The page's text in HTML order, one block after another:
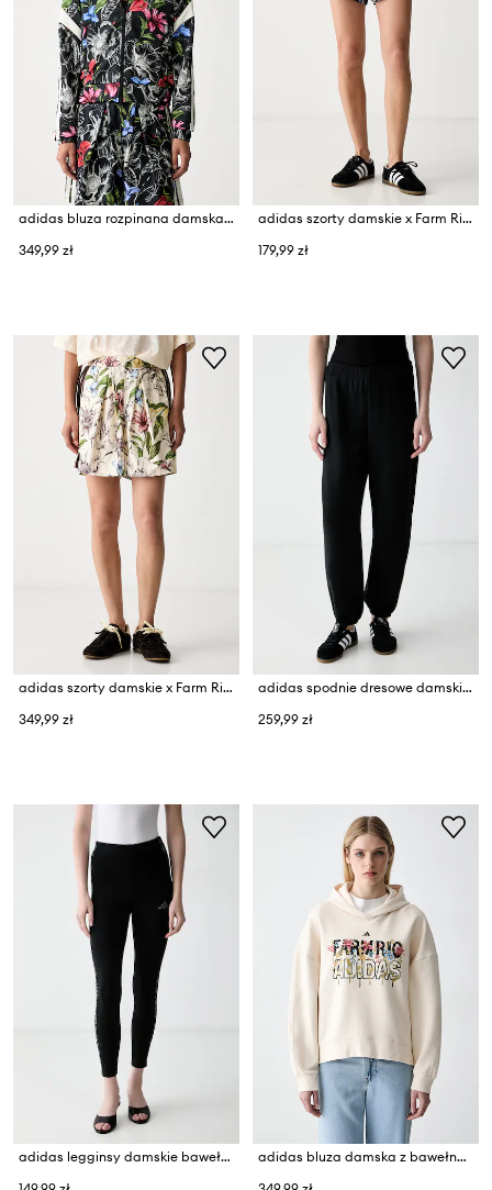
adidas bluza rozpinana damska x Farm Rio
349,99 zł
adidas szorty damskie x Farm Rio
179,99 zł
adidas szorty damskie x Farm Rio
349,99 zł
adidas spodnie dresowe damskie bawełniane
259,99 zł
adidas legginsy damskie bawełniane z elastanem Leopard Pack
adidas bluza damska z bawełną x Farm Rio